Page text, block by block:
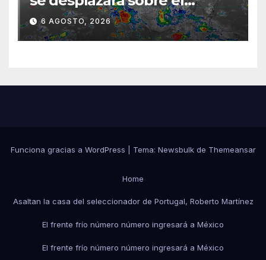
sureste mexicano
6 AGOSTO, 2026
Funciona gracias a WordPress Tema: Newsbulkde Themeansar
Home
Asaltan la casa del seleccionador de Portugal, Roberto Martínez
El frente frío número número ingresará a México
El frente frío número número ingresará a México